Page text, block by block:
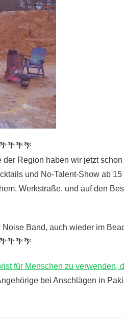
Region haben wir jetzt
und No-Talent-Show ab 15
Werkstraße, und auf den
Band, auch wieder im
für Menschen zu verwenden,
bei Anschlägen in